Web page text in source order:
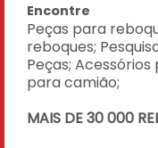
Encontre
Peças para
reboques;
Peças;
para camião;
MAIS DE 30 000